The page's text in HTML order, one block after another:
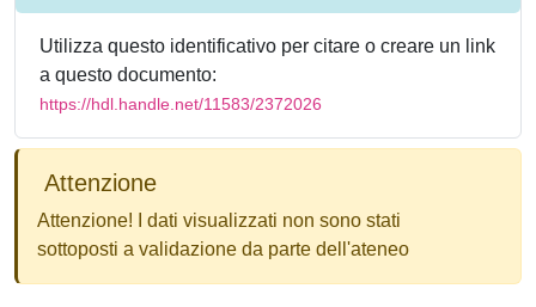
Utilizza questo identificativo per citare o creare un link
a questo documento:
https://hdl.handle.net/11583/2372026
Attenzione
Attenzione! I dati visualizzati non sono stati
sottoposti a validazione da parte dell'ateneo